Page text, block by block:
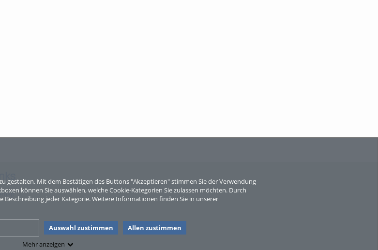
gestalten. Mit dem Bestätigen des Buttons "Akzeptieren" stimmen Sie der Verwendung
können Sie auswählen, welche Cookie-Kategorien Sie zulassen möchten. Durch
Beschreibung jeder Kategorie. Weitere Informationen finden Sie in unserer
Auswahl zustimmen
Allen zustimmen
Mehr anzeigen